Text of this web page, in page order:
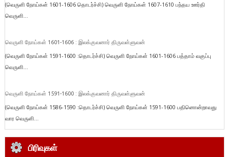
(வெருளி நோய்கள் 1601-1606 தொடர்ச்சி) வெருளி நோய்கள் 1607-1610 பந்தய ஊர்தி
வெருளி...
வெருளி நோய்கள் 1601-1606 : இலக்குவனார் திருவள்ளுவன்
(வெருளி நோய்கள் 1591-1600 :தொடர்ச்சி) வெருளி நோய்கள் 1601-1606 பத்தாம் வகுப்பு
வெருளி...
வெருளி நோய்கள் 1591-1600 : இலக்குவனார் திருவள்ளுவன்
(வெருளி நோய்கள் 1586-1590 :தொடர்ச்சி) வெருளி நோய்கள் 1591-1600 பதினொன்றாவது
வார வெருளி...
பிரிவுகள்